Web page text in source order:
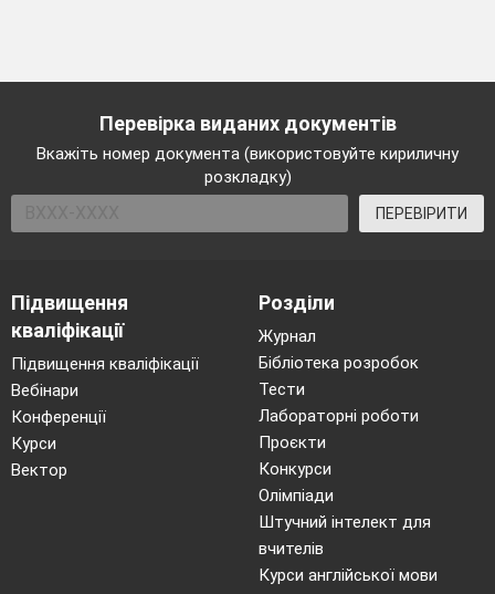
Перевірка виданих документів
Вкажіть номер документа (використовуйте кириличну
розкладку)
ПЕРЕВІРИТИ
Підвищення
кваліфікації
Підвищення кваліфікації
Вебінари
Конференції
Курси
Вектор
Розділи
Журнал
Бібліотека розробок
Тести
Лабораторні роботи
Проєкти
Конкурси
Олімпіади
Штучний інтелект для
вчителів
Курси англійської мови